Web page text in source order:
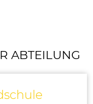
ABTEILUNG